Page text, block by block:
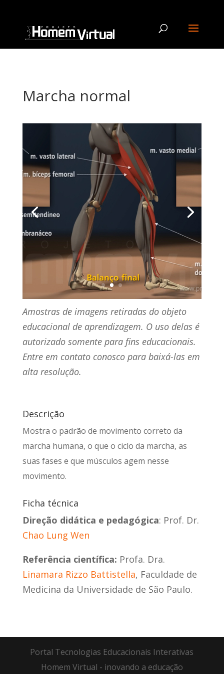
Marcha normal
Amostras de imagens retiradas do objeto
educacional de aprendizagem. O uso delas é
autorizado somente para fins educacionais.
Entre em contato conosco para baixá-las em
alta resolução.
Descrição
Mostra o padrão de movimento correto da
marcha humana, o que o ciclo da marcha, as
suas fases e que músculos agem nesse
movimento.
Ficha técnica
Direção didática e pedagógica: Prof. Dr.
Chao Lung Wen
Referência científica: Profa. Dra.
Linamara Rizzo Battistella, Faculdade de
Medicina da Universidade de São Paulo.
Portal Tecnologias Educacionais Interativas
Homem Virtual - inovando a educação